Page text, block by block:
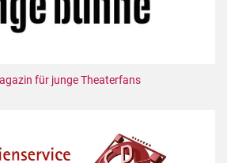
für junge Theaterfans